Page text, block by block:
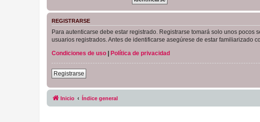
REGISTRARSE
Para autenticarse debe estar registrado. Registrarse tomará solo unos
usuarios registrados. Antes de identificarse asegúrese de estar familiarizado
Condiciones de uso
Política de privacidad
Registrarse
Inicio Índice general